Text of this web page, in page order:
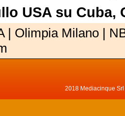
USA su Cuba,
| Olimpia Milano |
2018 Mediacinque Srl